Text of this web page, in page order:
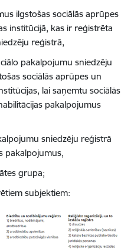
ilgstošas sociālās aprūpes
institūcijā, kas ir reģistrēta
reģistrā,
pakalpojumu sniedzēju
sociālās aprūpes un
lai saņemtu sociālās
pakalpojumus
sniedzēju reģistrā
pakalpojumus,
grupa;
subjektiem: